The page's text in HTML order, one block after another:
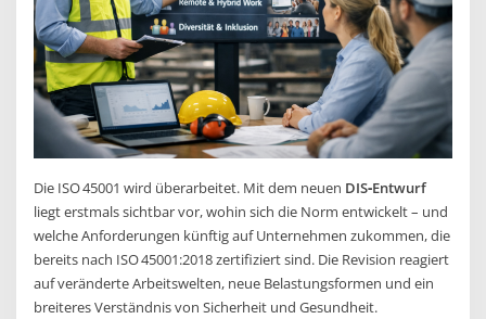
Die ISO 45001 wird überarbeitet. Mit dem neuen DIS‑Entwurf
liegt erstmals sichtbar vor, wohin sich die Norm entwickelt – und
welche Anforderungen künftig auf Unternehmen zukommen, die
bereits nach ISO 45001:2018 zertifiziert sind. Die Revision reagiert
auf veränderte Arbeitswelten, neue Belastungsformen und ein
breiteres Verständnis von Sicherheit und Gesundheit.